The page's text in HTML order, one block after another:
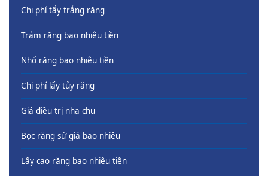
Chi phí tẩy trắng răng
Trám răng bao nhiêu tiền
Nhổ răng bao nhiêu tiền
Chi phí lấy tủy răng
Giá điều trị nha chu
Bọc răng sứ giá bao nhiêu
Lấy cao răng bao nhiêu tiền